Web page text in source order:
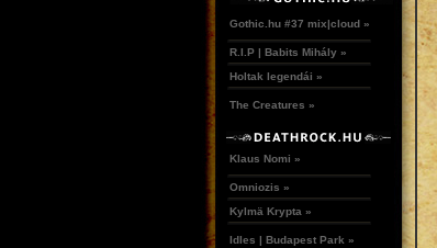
Gothic.hu #37 mix|cloud »
R.I.P | Babits Mihály »
Holtak legendái »
The Creatures »
Klaus Nomi »
Omniozis »
Kylmä Krypta »
Idles | Budapest Park »